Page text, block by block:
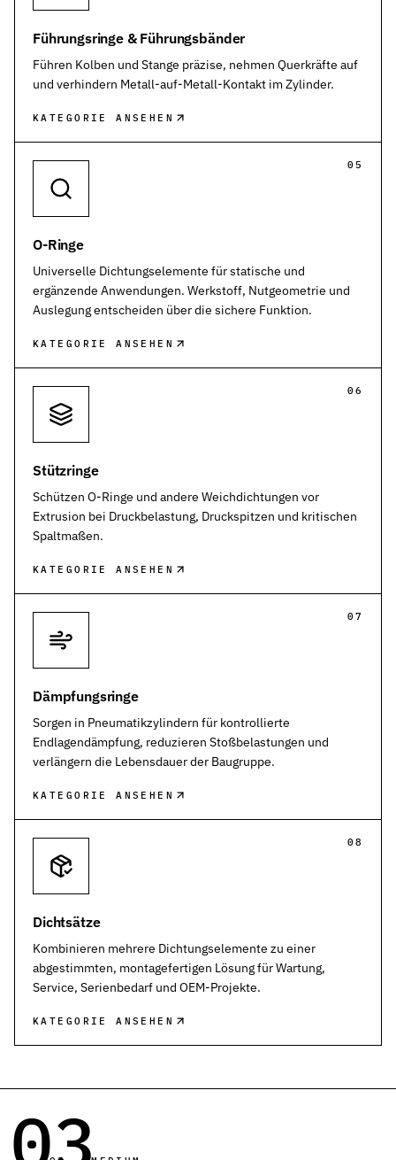
Führungsringe & Führungsbänder
Führen Kolben und Stange präzise, nehmen Querkräfte auf
und verhindern Metall-auf-Metall-Kontakt im Zylinder.
KATEGORIE ANSEHEN
05
O-Ringe
Universelle Dichtungselemente für statische und
ergänzende Anwendungen. Werkstoff, Nutgeometrie und
Auslegung entscheiden über die sichere Funktion.
KATEGORIE ANSEHEN
06
Stützringe
Schützen O-Ringe und andere Weichdichtungen vor
Extrusion bei Druckbelastung, Druckspitzen und kritischen
Spaltmaßen.
KATEGORIE ANSEHEN
07
Dämpfungsringe
Sorgen in Pneumatikzylindern für kontrollierte
Endlagendämpfung, reduzieren Stoßbelastungen und
verlängern die Lebensdauer der Baugruppe.
KATEGORIE ANSEHEN
08
Dichtsätze
Kombinieren mehrere Dichtungselemente zu einer
abgestimmten, montagefertigen Lösung für Wartung,
Service, Serienbedarf und OEM-Projekte.
KATEGORIE ANSEHEN